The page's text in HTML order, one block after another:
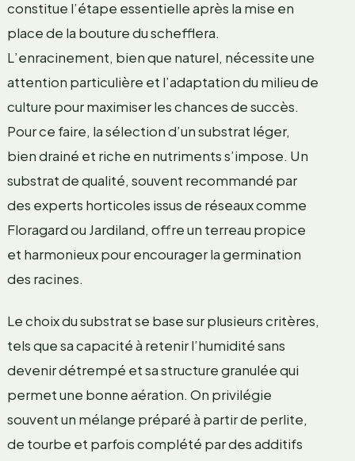
constitue l’étape essentielle après la mise en
place de la bouture du schefflera.
L’enracinement, bien que naturel, nécessite une
attention particulière et l’adaptation du milieu de
culture pour maximiser les chances de succès.
Pour ce faire, la sélection d’un substrat léger,
bien drainé et riche en nutriments s’impose. Un
substrat de qualité, souvent recommandé par
des experts horticoles issus de réseaux comme
Floragard ou Jardiland, offre un terreau propice
et harmonieux pour encourager la germination
des racines.
Le choix du substrat se base sur plusieurs critères,
tels que sa capacité à retenir l’humidité sans
devenir détrempé et sa structure granulée qui
permet une bonne aération. On privilégie
souvent un mélange préparé à partir de perlite,
de tourbe et parfois complété par des additifs